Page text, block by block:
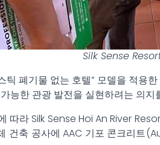
Silk Sense
틱 폐기물 없는 호텔” 모델을 적용
능한 관광 발전을 실현하려는 의지
따라 Silk Sense Hoi An River
건축 공사에 AAC 기포 콘크리